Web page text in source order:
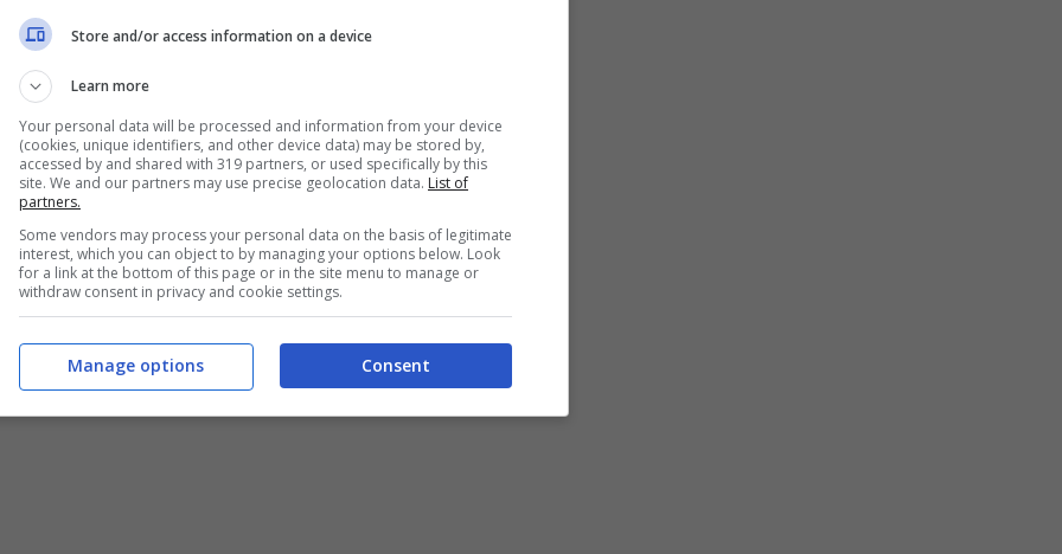
e mediante cui è possibile riscaldare l’acqua
di supermercato Made in Germania che non
passi anche nel settore delle rinnovabili.
su per giù per ogni tasca. In questo specifico caso,
grado diriscaldare l’acquafacendo uso
Store and/or access information on a device
Learn more
Your personal data will be processed and information from your device
(cookies, unique identifiers, and other device data) may be stored by,
accessed by and shared with 319 partners, or used specifically by this
site. We and our partners may use precise geolocation data. List of
partners.
Some vendors may process your personal data on the basis of legitimate
interest, which you can object to by managing your options below. Look
for a link at the bottom of this page or in the site menu to manage or
withdraw consent in privacy and cookie settings.
Consent
Manage options